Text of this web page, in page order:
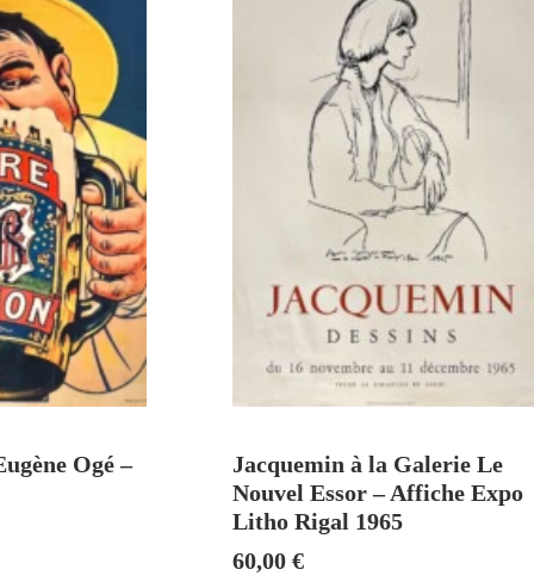
Ogé –
Jacquemin à la Galerie Le
Nouvel Essor – Affiche Expo
Litho Rigal 1965
60,00€